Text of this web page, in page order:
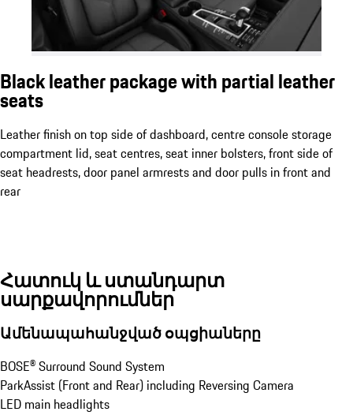
Black leather package with partial leather
seats
Leather finish on top side of dashboard, centre console storage
compartment lid, seat centres, seat inner bolsters, front side of
seat headrests, door panel armrests and door pulls in front and
rear
Հատուկ և ստանդարտ
սարքավորումներ
Ամենապահանջված օպցիաները
BOSE® Surround Sound System
ParkAssist (Front and Rear) including Reversing Camera
LED main headlights